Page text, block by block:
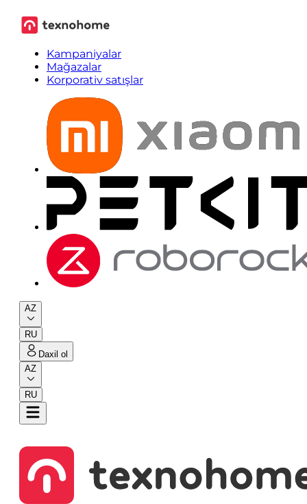
Kampaniyalar
Mağazalar
Korporativ satışlar
AZ
RU
Daxil ol
AZ
RU